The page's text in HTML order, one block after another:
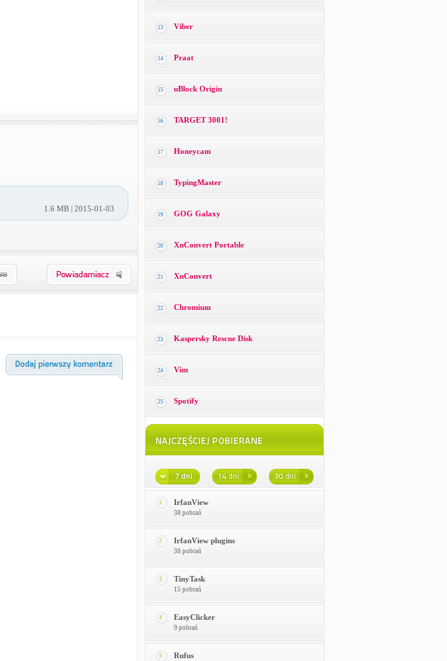
1.6 MB | 2015-01-03
13 Viber
14 Praat
15 uBlock Origin
16 TARGET 3001!
17 Honeycam
18 TypingMaster
19 GOG Galaxy
20 XnConvert Portable
21 XnConvert
22 Chromium
23 Kaspersky Rescue Disk
24 Vim
25 Spotify
1 IrfanView
38 pobrań
2 IrfanView plugins
38 pobrań
3 TinyTask
15 pobrań
4 EasyClicker
9 pobrań
5 Rufus